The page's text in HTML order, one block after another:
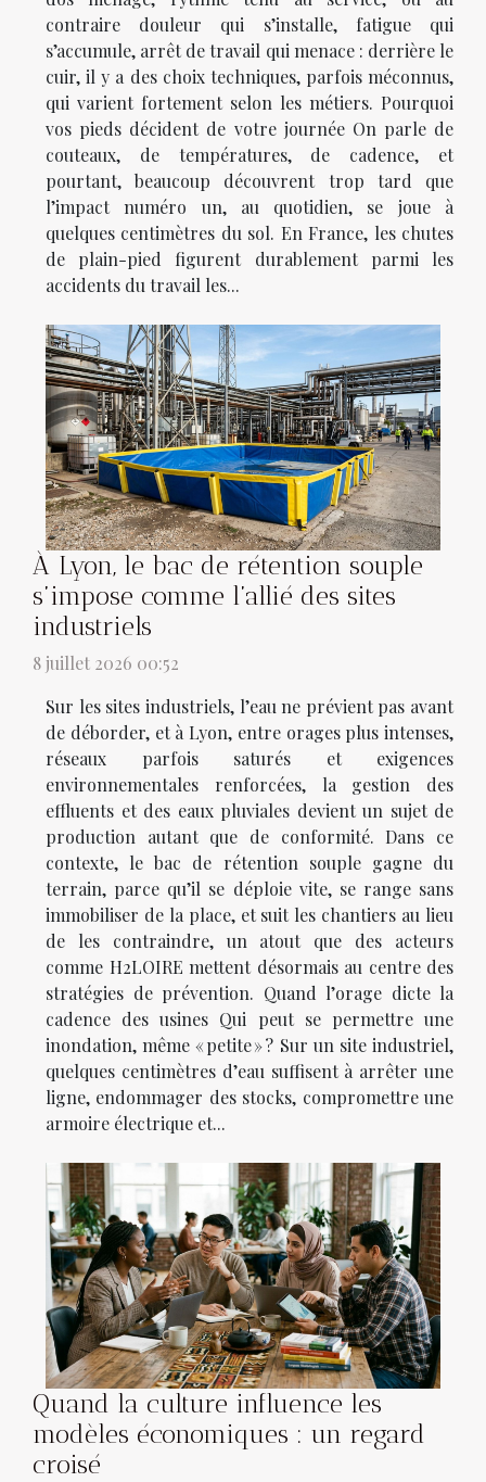
contraire douleur qui s’installe, fatigue qui
s’accumule, arrêt de travail qui menace : derrière le
cuir, il y a des choix techniques, parfois méconnus,
qui varient fortement selon les métiers. Pourquoi
vos pieds décident de votre journée On parle de
couteaux, de températures, de cadence, et
pourtant, beaucoup découvrent trop tard que
l’impact numéro un, au quotidien, se joue à
quelques centimètres du sol. En France, les chutes
de plain-pied figurent durablement parmi les
accidents du travail les...
À Lyon, le bac de rétention souple
s’impose comme l’allié des sites
industriels
8 juillet 2026 00:52
Sur les sites industriels, l’eau ne prévient pas avant
de déborder, et à Lyon, entre orages plus intenses,
réseaux parfois saturés et exigences
environnementales renforcées, la gestion des
effluents et des eaux pluviales devient un sujet de
production autant que de conformité. Dans ce
contexte, le bac de rétention souple gagne du
terrain, parce qu’il se déploie vite, se range sans
immobiliser de la place, et suit les chantiers au lieu
de les contraindre, un atout que des acteurs
comme H2LOIRE mettent désormais au centre des
stratégies de prévention. Quand l’orage dicte la
cadence des usines Qui peut se permettre une
inondation, même « petite » ? Sur un site industriel,
quelques centimètres d’eau suffisent à arrêter une
ligne, endommager des stocks, compromettre une
armoire électrique et...
Quand la culture influence les
modèles économiques : un regard
croisé